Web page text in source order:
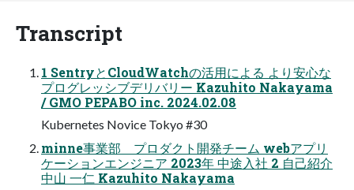
Transcript
1 SentryとCloudWatchの活用による より安心な
プログレッシブデリバリー Kazuhito Nakayama
/ GMO PEPABO inc. 2024.02.08
Kubernetes Novice Tokyo #30
minne事業部 プロダクト開発チーム webアプリ
ケーションエンジニア 2023年 中途入社 2 自己紹介
中山 一仁 Kazuhito Nakayama